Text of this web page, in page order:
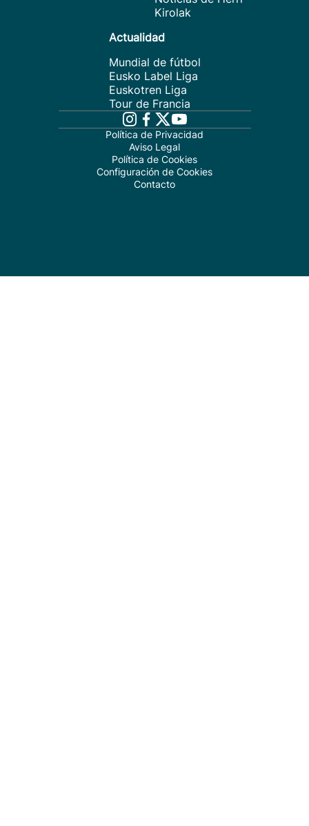
Kirolak
Actualidad
Mundial de fútbol
Eusko Label Liga
Euskotren Liga
Tour de Francia
Política de Privacidad
Aviso Legal
Política de Cookies
Configuración de Cookies
Contacto